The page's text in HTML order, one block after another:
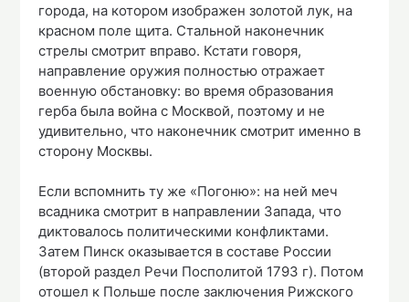
города, на котором изображен золотой лук, на
красном поле щита. Стальной наконечник
стрелы смотрит вправо. Кстати говоря,
направление оружия полностью отражает
военную обстановку: во время образования
герба была война с Москвой, поэтому и не
удивительно, что наконечник смотрит именно в
сторону Москвы.
Если вспомнить ту же «Погоню»: на ней меч
всадника смотрит в направлении Запада, что
диктовалось политическими конфликтами.
Затем Пинск оказывается в составе России
(второй раздел Речи Посполитой 1793 г). Потом
отошел к Польше после заключения Рижского